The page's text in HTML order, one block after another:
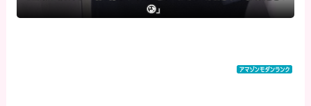
🥲」